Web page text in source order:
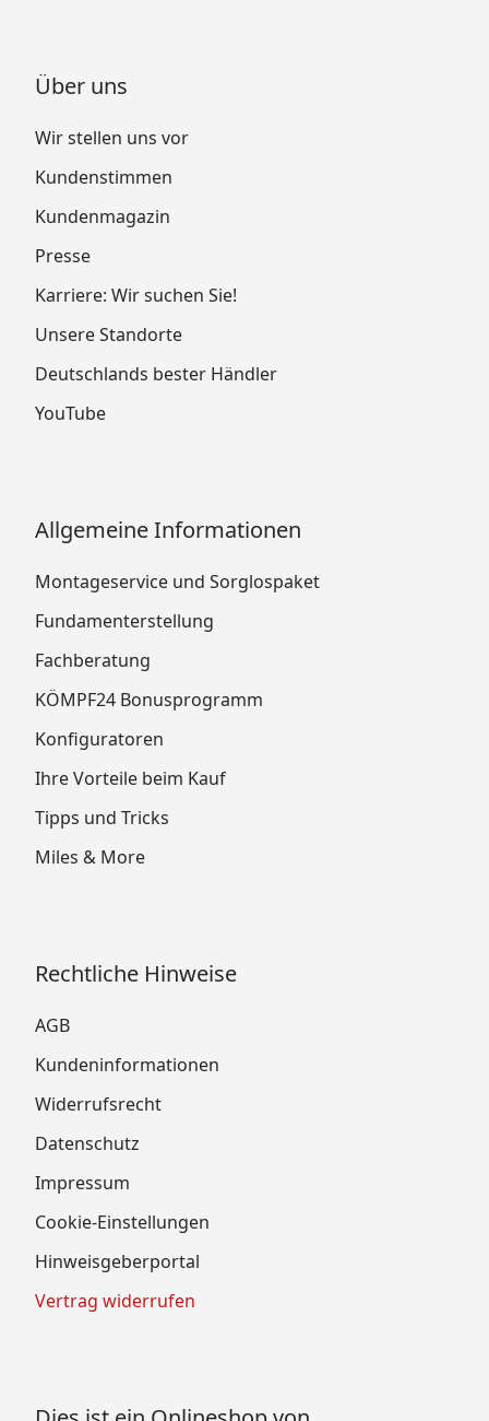
Über uns
Wir stellen uns vor
Kundenstimmen
Kundenmagazin
Presse
Karriere: Wir suchen Sie!
Unsere Standorte
Deutschlands bester Händler
YouTube
Allgemeine Informationen
Montageservice und Sorglospaket
Fundamenterstellung
Fachberatung
KÖMPF24 Bonusprogramm
Konfiguratoren
Ihre Vorteile beim Kauf
Tipps und Tricks
Miles & More
Rechtliche Hinweise
AGB
Kundeninformationen
Widerrufsrecht
Datenschutz
Impressum
Cookie-Einstellungen
Hinweisgeberportal
Vertrag widerrufen